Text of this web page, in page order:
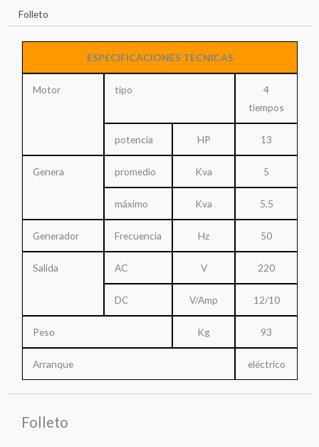
Folleto
ESPECIFICACIONES TECNICAS
Motor tipo
4
tiempos
potencia HP 13
Genera promedio Kva 5
máximo Kva 5,5
Generador Frecuencia Hz 50
Salida AC V 220
DC V/Amp 12/10
Peso Kg 93
Arranque eléctrico
Folleto